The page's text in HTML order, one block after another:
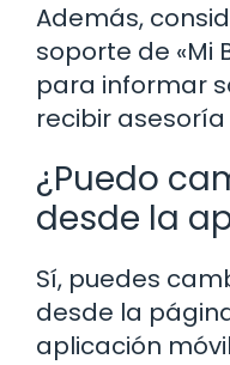
Además,
soporte de «Mi
para informar
recibir
¿Puedo
desde la
Sí, puedes
desde la
aplicación